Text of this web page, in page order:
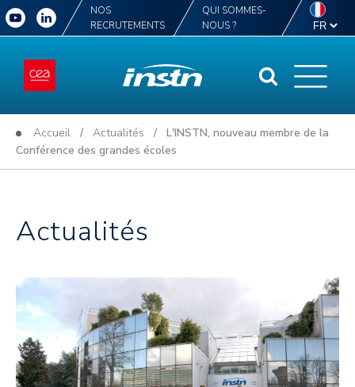
NOS
RECRUTEMENTS
QUI SOMMES-
NOUS ?
Accueil / Actualités / L'INSTN, nouveau membre de la
Conférence des grandes écoles
Actualités